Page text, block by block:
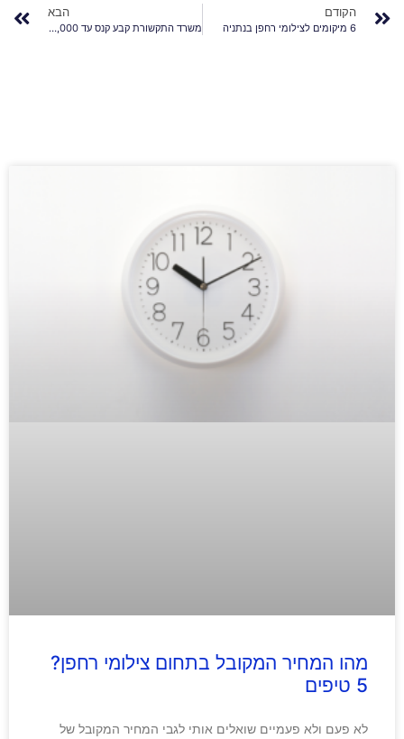
הקודם
6 מיקומים לצילומי רחפן בנתניה
הבא
משרד התקשורת קבע קנס עד 70,000 ש"ח לשימוש ברחפנים הפועלים בתדר אסור
מהו המחיר המקובל בתחום צילומי רחפן?
5 טיפים
לא פעם ולא פעמיים שואלים אותי לגבי המחיר המקובל של